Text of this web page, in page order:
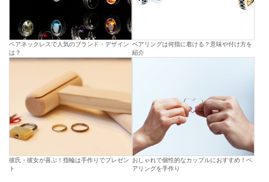
ペアネックレスで人気のブランド・デザイン
は？
ペアリングは何指に着ける？意味や付け方を
紹介
彼氏・彼女が喜ぶ！指輪は手作りでプレゼン
ト
おしゃれで個性的なカップルにおすすめ！ペ
アリングを手作り